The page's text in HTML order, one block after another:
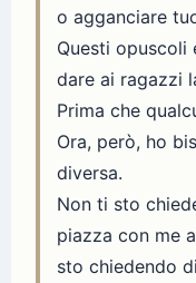
o agganciare
Questi
dare ai ragazzi
Prima che
Ora, però, ho
diversa.
Non ti sto
piazza con me
sto chiedendo